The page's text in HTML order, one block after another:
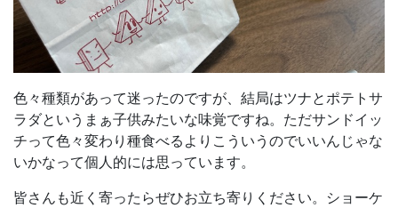
色々種類があって迷ったのですが、結局はツナとポテトサ
ラダというまぁ子供みたいな味覚ですね。ただサンドイッ
チって色々変わり種食べるよりこういうのでいいんじゃな
いかなって個人的には思っています。
皆さんも近く寄ったらぜひお立ち寄りください。ショーケ